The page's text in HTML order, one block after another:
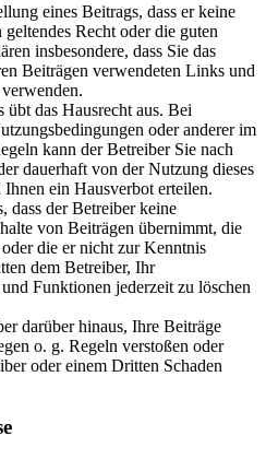
eines Beitrags, dass er keine
Recht oder die guten
insbesondere, dass Sie das
Beiträgen verwendeten Links und
das Hausrecht aus. Bei
oder anderer im
kann der Betreiber Sie nach
dauerhaft von der Nutzung dieses
ein Hausverbot erteilen.
dass der Betreiber keine
von Beiträgen übernimmt, die
die er nicht zur Kenntnis
dem Betreiber, Ihr
Funktionen jederzeit zu löschen
darüber hinaus, Ihre Beiträge
o. g. Regeln verstoßen oder
oder einem Dritten Schaden